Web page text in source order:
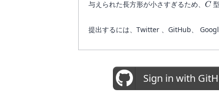
与えられた長方形が小さすぎるため、 C
C
提出するには、Twitter 、GitHub、
Sign in with